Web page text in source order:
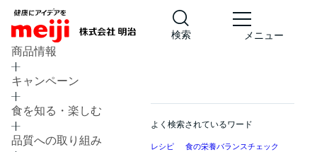
検索 メニュー
商品情報
キャンペーン
食を知る・楽しむ
品質への取り組み
よく検索されているワード
レシピ 食の栄養バランスチェック